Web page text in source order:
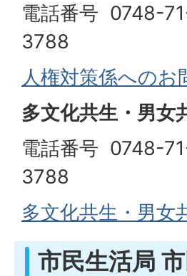
電話番号 0748-
3788
人権対策係へのお
多文化共生・男女
電話番号 0748-
3788
多文化共生・男女
市民生活局